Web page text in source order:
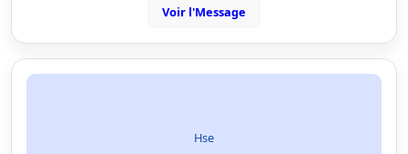
Voir l'Message
Hse